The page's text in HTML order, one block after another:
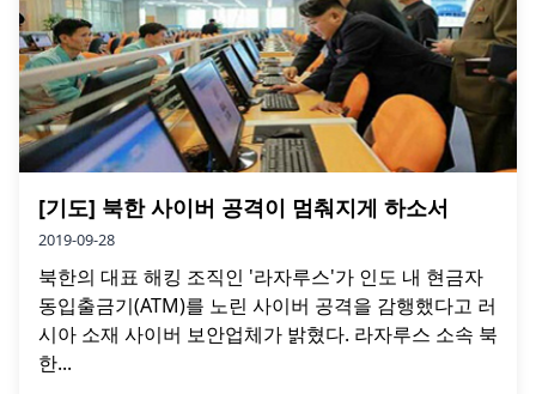
[기도] 북한 사이버 공격이 멈춰지게 하소서
2019-09-28
북한의 대표 해킹 조직인 '라자루스'가 인도 내 현금자
동입출금기(ATM)를 노린 사이버 공격을 감행했다고 러
시아 소재 사이버 보안업체가 밝혔다. 라자루스 소속 북
한...